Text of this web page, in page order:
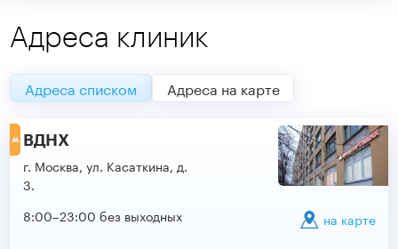
Адреса клиник
Адреса списком Адреса на карте
ВДНХ
г. Москва, ул. Касаткина, д.
3.
на карте
8:00–23:00 без выходных